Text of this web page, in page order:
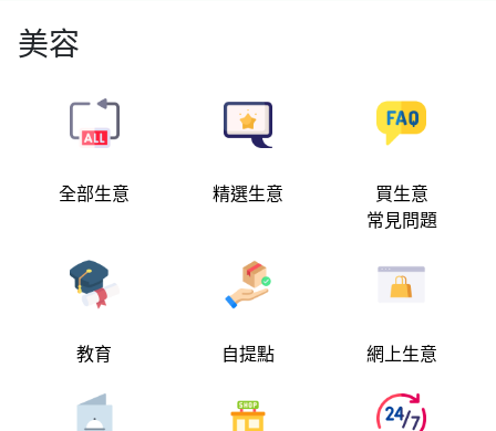
美容
全部生意 精選生意
買生意
常見問題
教育 自提點 網上生意